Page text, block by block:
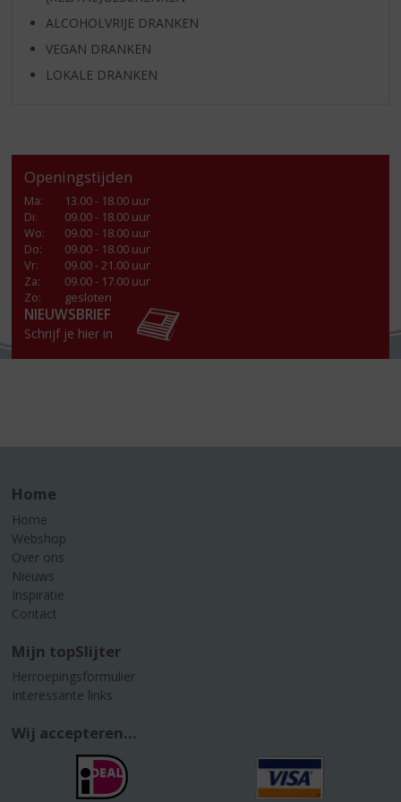
ALCOHOLVRIJE DRANKEN
VEGAN DRANKEN
LOKALE DRANKEN
Openingstijden
Ma:
13.00 - 18.00 uur
Di:
09.00 - 18.00 uur
Wo:
09.00 - 18.00 uur
Do:
09.00 - 18.00 uur
Vr:
09.00 - 21.00 uur
Za:
09.00 - 17.00 uur
Zo:
gesloten
NIEUWSBRIEF
Schrijf je hier in
Home
Home
Webshop
Over ons
Nieuws
Inspiratie
Contact
Mijn topSlijter
Herroepingsformulier
Interessante links
Wij accepteren...